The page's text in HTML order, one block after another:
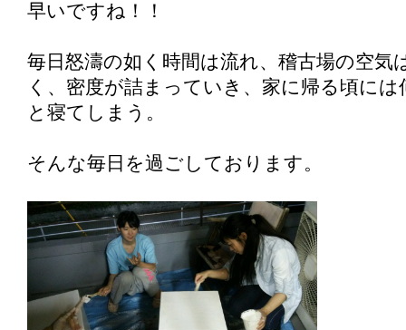
早いですね！！
毎日怒濤の如く時間は流れ、稽古場の空気
く、密度が詰まっていき、家に帰る頃に
と寝てしまう。
そんな毎日を過ごしております。